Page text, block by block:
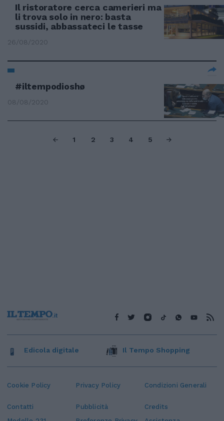
Il ristoratore cerca camerieri ma
li trova solo in nero: basta
sussidi, abbassateci le tasse
26/08/2020
#iltempodioshø
08/08/2020
1 2 3 4 5
Cookie Policy Privacy Policy Condizioni Generali
Contatti Pubblicità
Credits
Edicola digitale Il Tempo Shopping